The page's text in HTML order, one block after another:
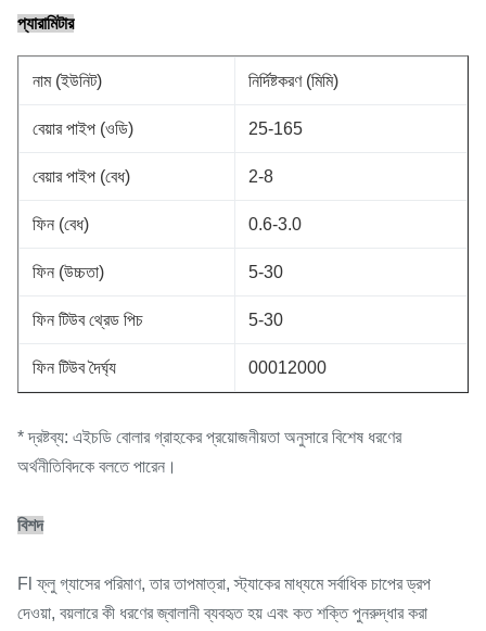
প্যারামিটার
নাম (ইউনিট) নির্দিষ্টকরণ (মিমি)
বেয়ার পাইপ (ওডি) 25-165
বেয়ার পাইপ (বেধ) 2-8
ফিন (বেধ) 0.6-3.0
ফিন (উচ্চতা) 5-30
ফিন টিউব থ্রেড পিচ 5-30
ফিন টিউব দৈর্ঘ্য 00012000
* দ্রষ্টব্য: এইচডি বোলার গ্রাহকের প্রয়োজনীয়তা অনুসারে বিশেষ ধরণের
অর্থনীতিবিদকে বলতে পারেন।
বিশদ
Fl ফ্লু গ্যাসের পরিমাণ, তার তাপমাত্রা, স্ট্যাকের মাধ্যমে সর্বাধিক চাপের ড্রপ
দেওয়া, বয়লারে কী ধরণের জ্বালানী ব্যবহৃত হয় এবং কত শক্তি পুনরুদ্ধার করা